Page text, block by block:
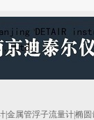
金属管浮子流量计|椭